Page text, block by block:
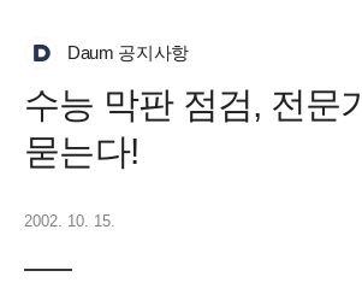
Daum 공지사항
수능 막판 점검, 전문
묻는다!
2002. 10. 15.